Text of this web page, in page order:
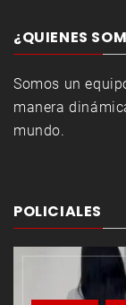
¿QUIENES
Somos un
manera
mundo.
POLICIALES